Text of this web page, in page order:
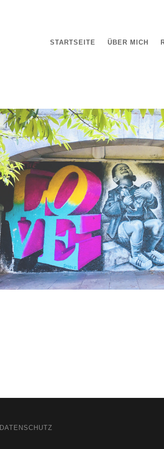
STARTSEITE ÜBER MICH
DATENSCHUTZ